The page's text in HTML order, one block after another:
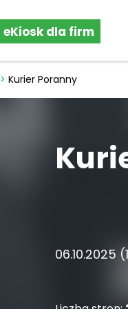
eKiosk dla firm
> Kurier Poranny
06.10.2025